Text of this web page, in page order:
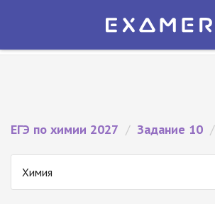
Экзамер — ЕГЭ 2027
ЕГЭ по химии 2027 / Задание 10 /
Химия